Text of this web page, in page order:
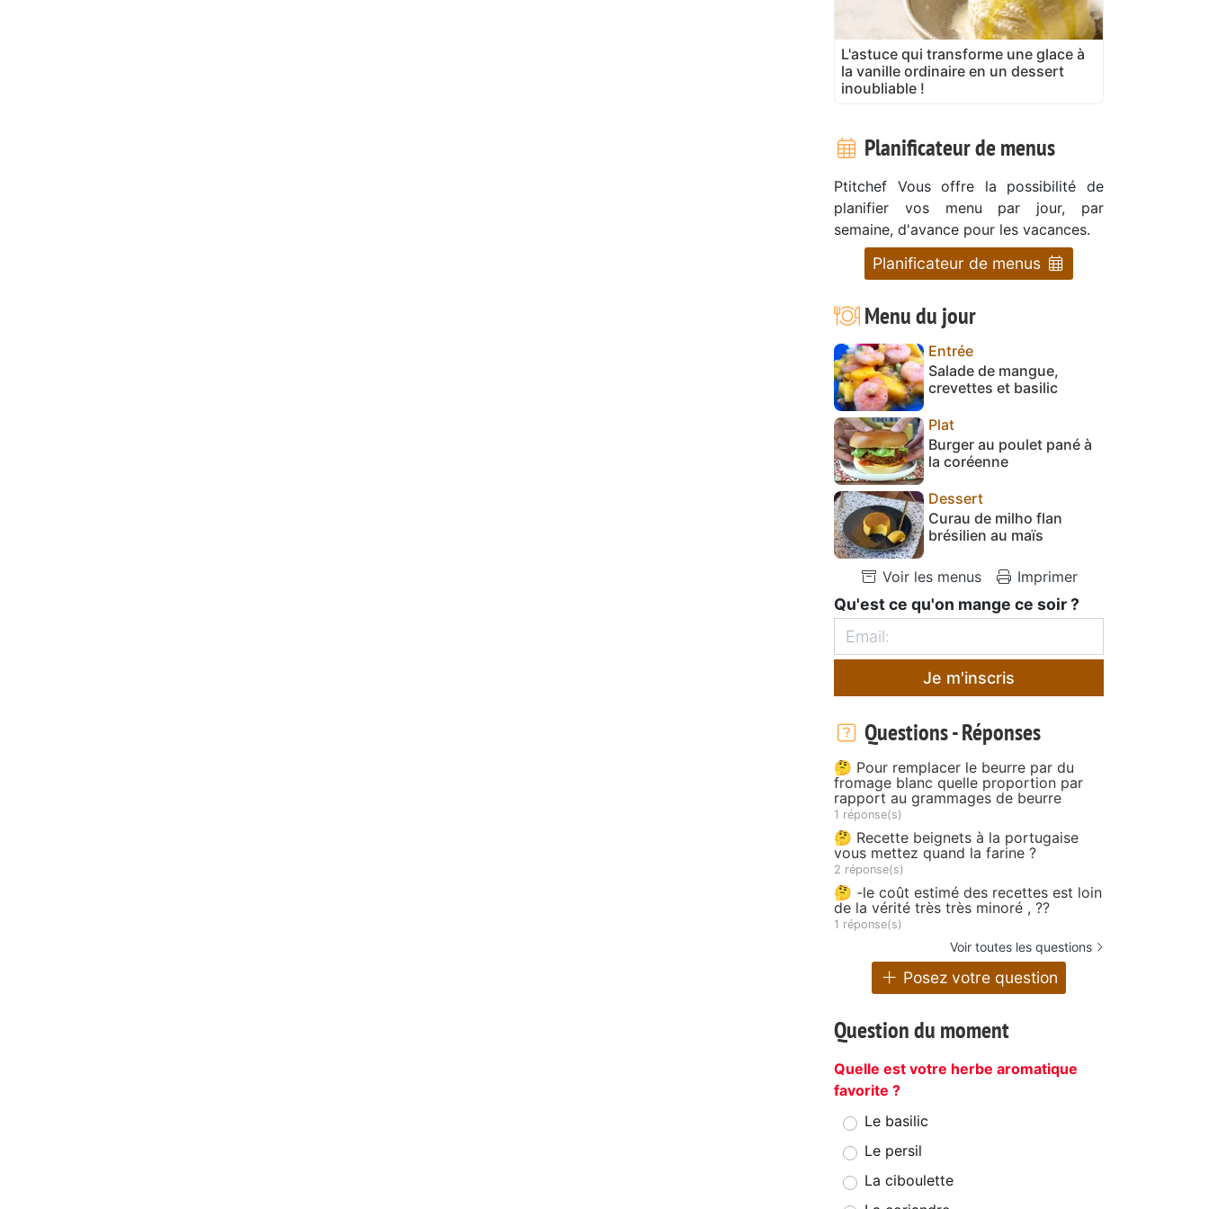
L'astuce qui transforme une glace à
la vanille ordinaire en un dessert
inoubliable !
Planificateur de menus
Ptitchef Vous offre la possibilité de
planifier vos menu par jour, par
semaine, d'avance pour les vacances.
Planificateur de menus
Menu du jour
Entrée
Salade de mangue,
crevettes et basilic
Plat
Burger au poulet pané à
la coréenne
Dessert
Curau de milho flan
brésilien au maïs
Voir les menus Imprimer
Qu'est ce qu'on mange ce soir ?
Je m'inscris
Questions - Réponses
🤔 Pour remplacer le beurre par du
fromage blanc quelle proportion par
rapport au grammages de beurre
1 réponse(s)
🤔 Recette beignets à la portugaise
vous mettez quand la farine ?
2 réponse(s)
🤔 -le coût estimé des recettes est loin
de la vérité très très minoré , ??
1 réponse(s)
Voir toutes les questions
Posez votre question
Question du moment
Quelle est votre herbe aromatique
favorite ?
Le basilic
Le persil
La ciboulette